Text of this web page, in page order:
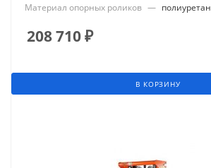
Материал опорных роликов — полиуретан
208 710₽
В КОРЗИНУ